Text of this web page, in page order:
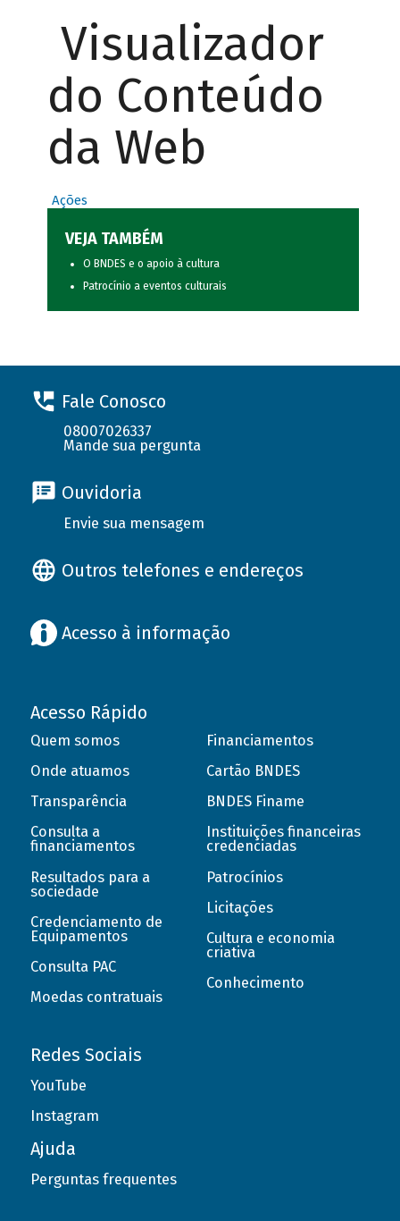
Visualizador
do Conteúdo
da Web
Ações
VEJA TAMBÉM
O BNDES e o apoio à cultura
Patrocínio a eventos culturais
Fale Conosco
08007026337
Mande sua pergunta
Ouvidoria
Envie sua mensagem
Outros telefones e endereços
Acesso à informação
Acesso Rápido
Quem somos
Onde atuamos
Transparência
Consulta a
financiamentos
Resultados para a
sociedade
Credenciamento de
Equipamentos
Consulta PAC
Moedas contratuais
Financiamentos
Cartão BNDES
BNDES Finame
Instituições financeiras
credenciadas
Patrocínios
Licitações
Cultura e economia
criativa
Conhecimento
Redes Sociais
YouTube
Instagram
Ajuda
Perguntas frequentes